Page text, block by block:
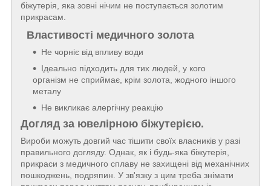
біжутерія, яка зовні нічим не поступається золотим
прикрасам.
Властивості медичного золота
Не чорніє від впливу води
Ідеально підходить для тих людей, у кого
організм не сприймає, крім золота, жодного іншого
металу
Не викликає алергічну реакцію
Догляд за ювелірною біжутерією.
Вироби можуть довгий час тішити своїх власників у разі
правильного догляду. Однак, як і будь-яка біжутерія,
прикраси з медичного сплаву не захищені від механічних
пошкоджень, подряпин. У зв'язку з цим треба знімати